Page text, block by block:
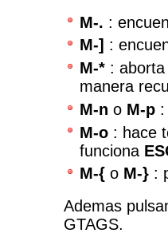
M-. :
M-] :
M-* :
manera
M-n o M-p
M-o : hace
funciona
M-{ o M-} :
Ademas
GTAGS.